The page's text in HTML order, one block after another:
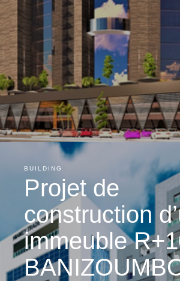
BUILDING
Projet de
construction
immeuble